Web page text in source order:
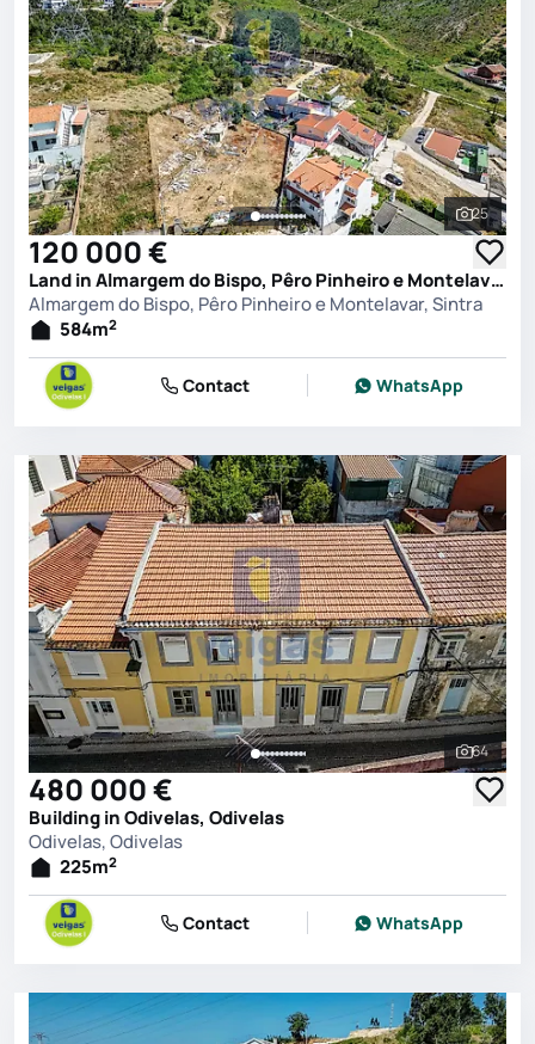
See all
25
120 000 €
Land in Almargem do Bispo, Pêro Pinheiro e Montelavar, Sintra
Almargem do Bispo, Pêro Pinheiro e Montelavar, Sintra
584m2
Contact WhatsApp
See all
64
480 000 €
Building in Odivelas, Odivelas
Odivelas, Odivelas
225m2
Contact WhatsApp